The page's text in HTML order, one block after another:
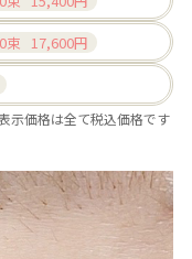
束 17,600円
示価格は全て税込価格です